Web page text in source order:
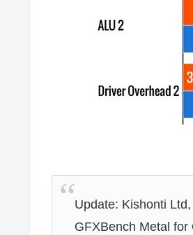
Update: Kishonti
GFXBench Metal for